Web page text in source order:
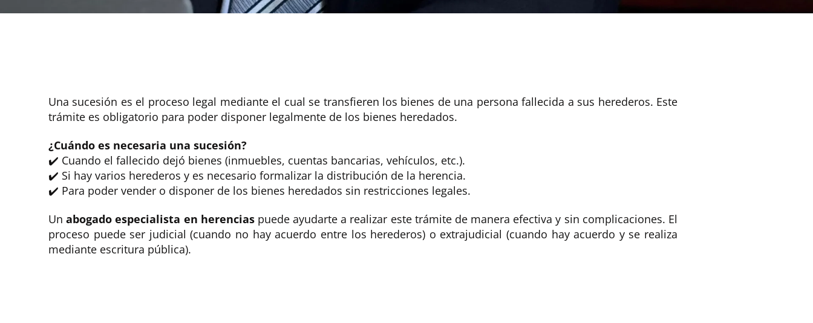
Una sucesión es el proceso legal mediante el cual se transfieren los bienes de una persona fallecida a sus herederos. Este
trámite es obligatorio para poder disponer legalmente de los bienes heredados.
¿Cuándo es necesaria una sucesión?
✔️ Cuando el fallecido dejó bienes (inmuebles, cuentas bancarias, vehículos, etc.).
✔️ Si hay varios herederos y es necesario formalizar la distribución de la herencia.
✔️ Para poder vender o disponer de los bienes heredados sin restricciones legales.
Unabogado especialista en herenciaspuede ayudarte a realizar este trámite de manera efectiva y sin complicaciones. El
proceso puede ser judicial (cuando no hay acuerdo entre los herederos) o extrajudicial (cuando hay acuerdo y se realiza
mediante escritura pública).